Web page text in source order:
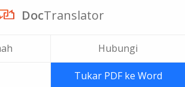
DocTranslator
Hubungi
Tukar PDF ke Word